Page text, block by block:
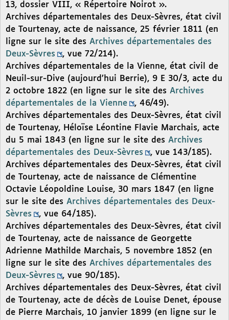
13, dossier VIII, « Répertoire Noirot ».
Archives départementales des Deux-Sèvres, état civil
de Tourtenay, acte de naissance, 25 février 1811 (en
ligne sur le site des Archives départementales des
Deux-Sèvres
, vue 72/214).
Archives départementales de la Vienne, état civil de
Neuil-sur-Dive (aujourd’hui Berrie), 9 E 30/3, acte du
2 octobre 1822 (en ligne sur le site des Archives
départementales de la Vienne
, 46/49).
Archives départementales des Deux-Sèvres, état civil
de Tourtenay, Héloïse Léontine Flavie Marchais, acte
du 5 mai 1843 (en ligne sur le site des Archives
départementales des Deux-Sèvres
, vue 143/185).
Archives départementales des Deux-Sèvres, état civil
de Tourtenay, acte de naissance de Clémentine
Octavie Léopoldine Louise, 30 mars 1847 (en ligne
sur le site des Archives départementales des Deux-
Sèvres
, vue 64/185).
Archives départementales des Deux-Sèvres, état civil
de Tourtenay, acte de naissance de Georgette
Adrienne Mathilde Marchais, 5 novembre 1852 (en
ligne sur le site des Archives départementales des
Deux-Sèvres
, vue 90/185).
Archives départementales des Deux-Sèvres, état civil
de Tourtenay, acte de décès de Louise Denet, épouse
de Pierre Marchais, 10 janvier 1899 (en ligne sur le